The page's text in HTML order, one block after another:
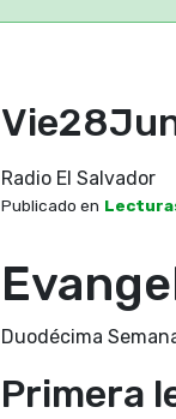
Radio El Salvador
Publicado en
Duodécima
Primera